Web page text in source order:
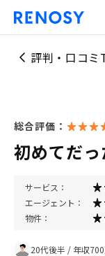
評判・口コミ
総合評価：
初めてだ
サービス：
エージェント：
物件：
20代後半 / 年収